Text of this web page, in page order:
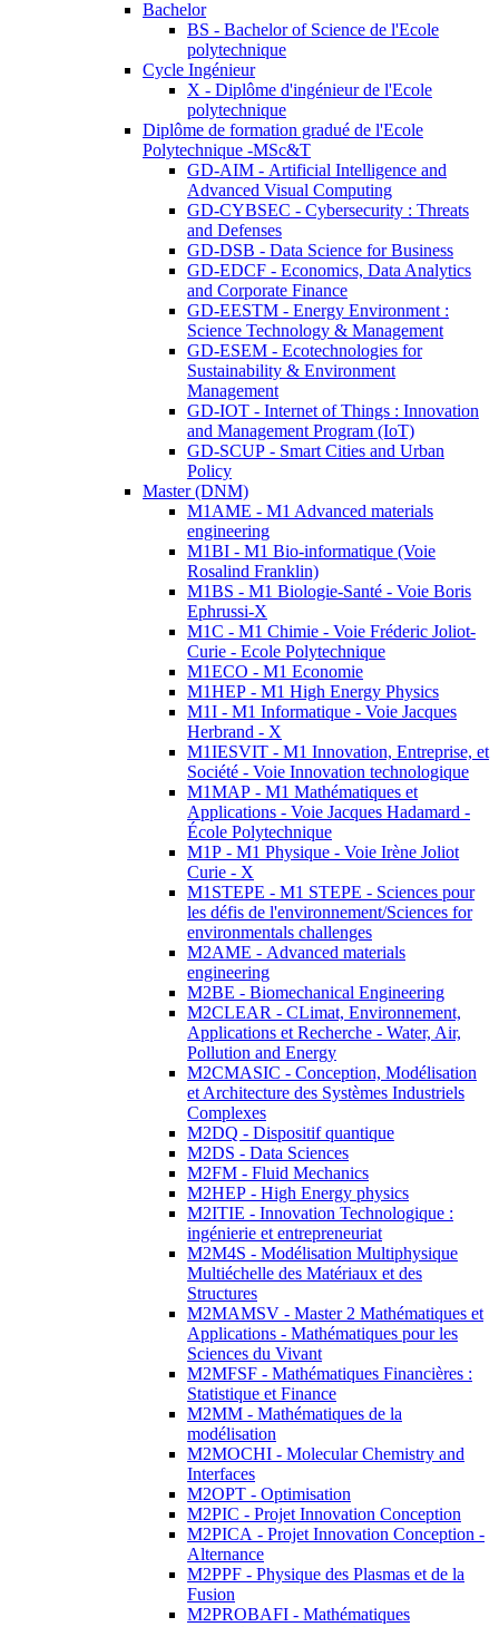
Bachelor
BS - Bachelor of Science de l'Ecole
polytechnique
Cycle Ingénieur
X - Diplôme d'ingénieur de l'Ecole
polytechnique
Diplôme de formation gradué de l'Ecole
Polytechnique -MSc&T
GD-AIM - Artificial Intelligence and
Advanced Visual Computing
GD-CYBSEC - Cybersecurity : Threats
and Defenses
GD-DSB - Data Science for Business
GD-EDCF - Economics, Data Analytics
and Corporate Finance
GD-EESTM - Energy Environment :
Science Technology & Management
GD-ESEM - Ecotechnologies for
Sustainability & Environment
Management
GD-IOT - Internet of Things : Innovation
and Management Program (IoT)
GD-SCUP - Smart Cities and Urban
Policy
Master (DNM)
M1AME - M1 Advanced materials
engineering
M1BI - M1 Bio-informatique (Voie
Rosalind Franklin)
M1BS - M1 Biologie-Santé - Voie Boris
Ephrussi-X
M1C - M1 Chimie - Voie Fréderic Joliot-
Curie - Ecole Polytechnique
M1ECO - M1 Economie
M1HEP - M1 High Energy Physics
M1I - M1 Informatique - Voie Jacques
Herbrand - X
M1IESVIT - M1 Innovation, Entreprise, et
Société - Voie Innovation technologique
M1MAP - M1 Mathématiques et
Applications - Voie Jacques Hadamard -
École Polytechnique
M1P - M1 Physique - Voie Irène Joliot
Curie - X
M1STEPE - M1 STEPE - Sciences pour
les défis de l'environnement/Sciences for
environmentals challenges
M2AME - Advanced materials
engineering
M2BE - Biomechanical Engineering
M2CLEAR - CLimat, Environnement,
Applications et Recherche - Water, Air,
Pollution and Energy
M2CMASIC - Conception, Modélisation
et Architecture des Systèmes Industriels
Complexes
M2DQ - Dispositif quantique
M2DS - Data Sciences
M2FM - Fluid Mechanics
M2HEP - High Energy physics
M2ITIE - Innovation Technologique :
ingénierie et entrepreneuriat
M2M4S - Modélisation Multiphysique
Multiéchelle des Matériaux et des
Structures
M2MAMSV - Master 2 Mathématiques et
Applications - Mathématiques pour les
Sciences du Vivant
M2MFSF - Mathématiques Financières :
Statistique et Finance
M2MM - Mathématiques de la
modélisation
M2MOCHI - Molecular Chemistry and
Interfaces
M2OPT - Optimisation
M2PIC - Projet Innovation Conception
M2PICA - Projet Innovation Conception -
Alternance
M2PPF - Physique des Plasmas et de la
Fusion
M2PROBAFI - Mathématiques